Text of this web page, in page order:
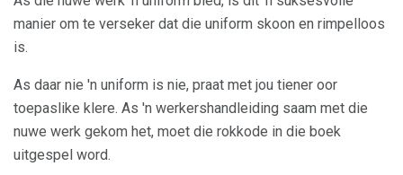
manier om te verseker dat die uniform skoon en rimpelloos
is.
As daar nie 'n uniform is nie, praat met jou tiener oor
toepaslike klere. As 'n werkershandleiding saam met die
nuwe werk gekom het, moet die rokkode in die boek
uitgespel word.